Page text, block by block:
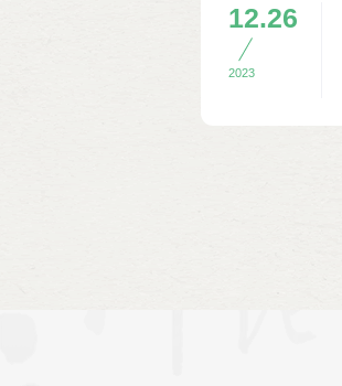
12.26
2023